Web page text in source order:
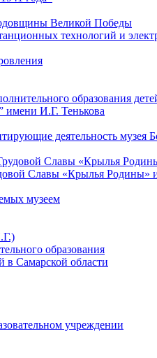
Великой Победы
технологий и
образования
имени И.Г. Тенькова
деятельность
Славы «Крылья
Славы «Крылья Родины»
музеем
образования
в Самарской области
учреждении